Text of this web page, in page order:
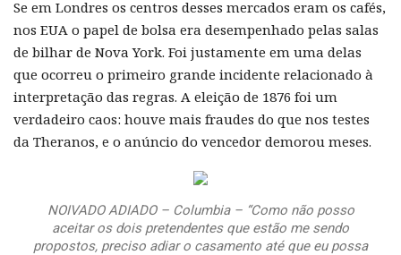
Se em Londres os centros desses mercados eram os cafés,
nos EUA o papel de bolsa era desempenhado pelas salas
de bilhar de Nova York. Foi justamente em uma delas
que ocorreu o primeiro grande incidente relacionado à
interpretação das regras. A eleição de 1876 foi um
verdadeiro caos: houve mais fraudes do que nos testes
da Theranos, e o anúncio do vencedor demorou meses.
NOIVADO ADIADO – Columbia – “Como não posso
aceitar os dois pretendentes que estão me sendo
propostos, preciso adiar o casamento até que eu possa